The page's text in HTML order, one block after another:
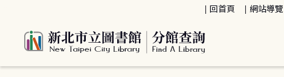
回首頁 網站導覽